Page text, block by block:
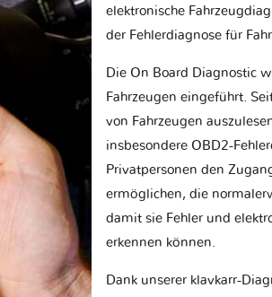
elektronische
der Fehlerdiagnose für
Die On Board Diagnostic
Fahrzeugen eingeführt.
von Fahrzeugen
insbesondere OBD2-
Privatpersonen den
ermöglichen, die
damit sie Fehler und
erkennen können.
Dank unserer klavkarr-